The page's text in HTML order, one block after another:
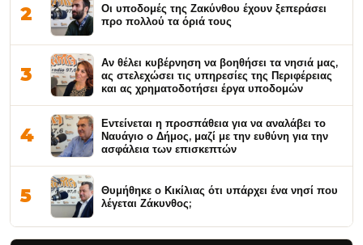
2
Οι υποδομές της Ζακύνθου έχουν ξεπεράσει
προ πολλού τα όριά τους
3
Αν θέλει κυβέρνηση να βοηθήσει τα νησιά μας,
ας στελεχώσει τις υπηρεσίες της Περιφέρειας
και ας χρηματοδοτήσει έργα υποδομών
4
Εντείνεται η προσπάθεια για να αναλάβει το
Ναυάγιο ο Δήμος, μαζί με την ευθύνη για την
ασφάλεια των επισκεπτών
5
Θυμήθηκε ο Κικίλιας ότι υπάρχει ένα νησί που
λέγεται Ζάκυνθος;